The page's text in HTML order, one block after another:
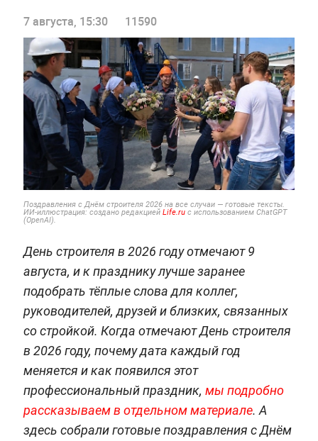
7 августа, 15:30 11590
Поздравления с Днём строителя 2026 на все случаи — готовые тексты.
ИИ-иллюстрация: создано редакцией Life.ruс использованием ChatGPT
(OpenAI).
День строителя в 2026 году отмечают 9
августа, и к празднику лучше заранее
подобрать тёплые слова для коллег,
руководителей, друзей и близких, связанных
со стройкой. Когда отмечают День строителя
в 2026 году, почему дата каждый год
меняется и как появился этот
профессиональный праздник, мы подробно
рассказываем в отдельном материале. А
здесь собрали готовые поздравления с Днём